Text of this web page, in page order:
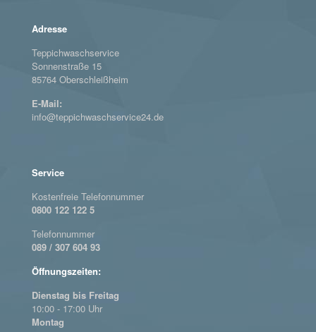
Adresse
Teppichwaschservice
Sonnenstraße 15
85764 Oberschleißheim
E-Mail:
info@teppichwaschservice24.de
Service
Kostenfreie Telefonnummer
0800 122 122 5
Telefonnummer
089 / 307 604 93
Öffnungszeiten:
Dienstag bis Freitag
10:00 - 17:00 Uhr
Montag